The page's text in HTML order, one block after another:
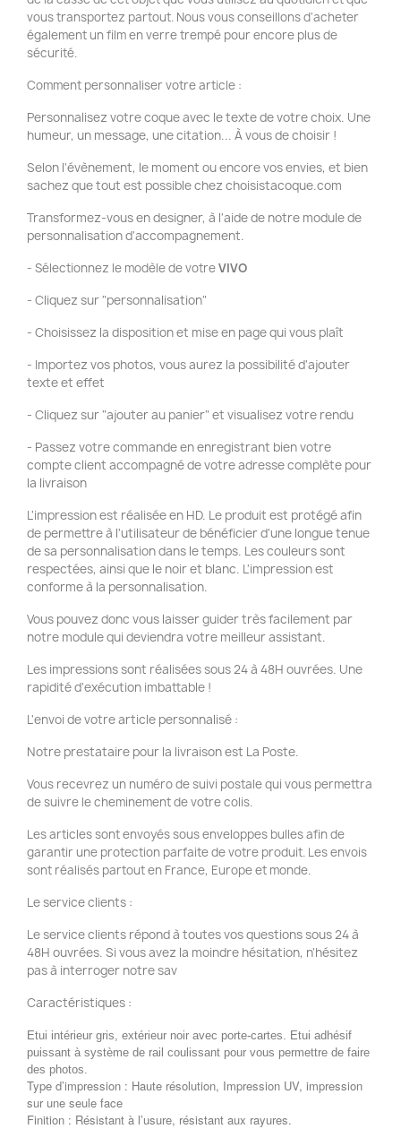
vous transportez partout. Nous vous conseillons d'acheter
également un film en verre trempé pour encore plus de
sécurité.
Comment personnaliser votre article :
Personnalisez votre coque avec le texte de votre choix. Une
humeur, un message, une citation... À vous de choisir !
Selon l'évènement, le moment ou encore vos envies, et bien
sachez que tout est possible chez choisistacoque.com
Transformez-vous en designer, à l'aide de notre module de
personnalisation d'accompagnement.
- Sélectionnez le modèle de votreVIVO
- Cliquez sur "personnalisation"
- Choisissez la disposition et mise en page qui vous plaît
- Importez vos photos, vous aurez la possibilité d'ajouter
texte et effet
- Cliquez sur "ajouter au panier" et visualisez votre rendu
- Passez votre commande en enregistrant bien votre
compte client accompagné de votre adresse complète pour
la livraison
L'impression est réalisée en HD. Le produit est protégé afin
de permettre à l'utilisateur de bénéficier d'une longue tenue
de sa personnalisation dans le temps. Les couleurs sont
respectées, ainsi que le noir et blanc. L'impression est
conforme à la personnalisation.
Vous pouvez donc vous laisser guider très facilement par
notre module qui deviendra votre meilleur assistant.
Les impressions sont réalisées sous 24 à 48H ouvrées. Une
rapidité d'exécution imbattable !
L'envoi de votre article personnalisé :
Notre prestataire pour la livraison est La Poste.
Vous recevrez un numéro de suivi postale qui vous permettra
de suivre le cheminement de votre colis.
Les articles sont envoyés sous enveloppes bulles afin de
garantir une protection parfaite de votre produit. Les envois
sont réalisés partout en France, Europe et monde.
Le service clients :
Le service clients répond à toutes vos questions sous 24 à
48H ouvrées. Si vous avez la moindre hésitation, n'hésitez
pas à interroger notre sav
Caractéristiques :
Etui intérieur gris, extérieur noir avec porte-cartes. Etui adhésif
puissant à système de rail coulissant pour vous permettre de faire
des photos.
Type d’impression : Haute résolution, Impression UV, impression
sur une seule face
Finition : Résistant à l’usure, résistant aux rayures.